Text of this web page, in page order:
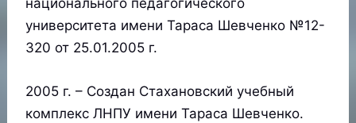
университета имени Тараса Шевченко №12-
320 от 25.01.2005 г.
2005 г. – Создан Стахановский учебный
комплекс ЛНПУ имени Тараса Шевченко.